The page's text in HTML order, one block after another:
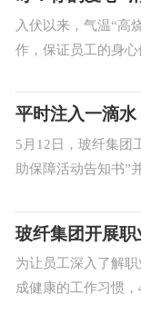
入伏以来，气温“高
作，保证员工的身
在各个工作岗位上
平时注入一滴
5月12日，玻纤集团
助保障活动告知书”
着“职工互助保障
的同时，工作人员
玻纤集团开展
为让员工深入了解
成健康的工作习惯